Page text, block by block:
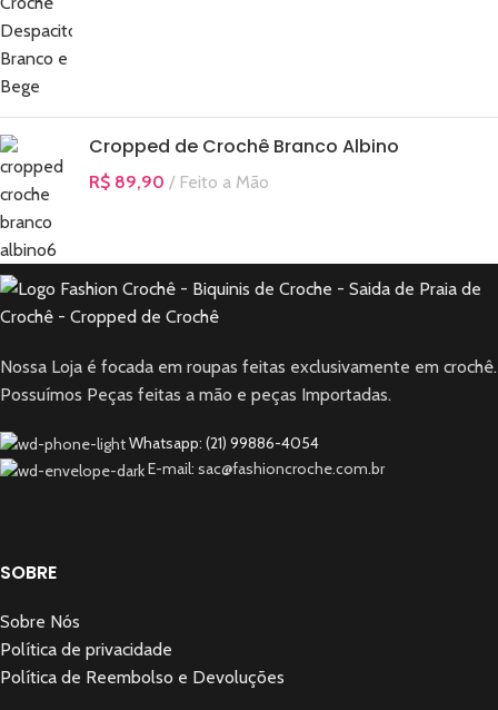
Cropped de Crochê Branco Albino
R$ 89,90 Feito a Mão
Nossa Loja é focada em roupas feitas exclusivamente em crochê.
Possuímos Peças feitas a mão e peças Importadas.
Whatsapp: (21) 99886-4054
E-mail: sac@fashioncroche.com.br
SOBRE
Sobre Nós
Política de privacidade
Política de Reembolso e Devoluções